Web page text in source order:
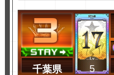
千葉県 5